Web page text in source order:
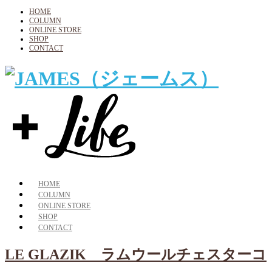
HOME
COLUMN
ONLINE STORE
SHOP
CONTACT
HOME
COLUMN
ONLINE STORE
SHOP
CONTACT
LE GLAZIK ラムウールチェスターコ